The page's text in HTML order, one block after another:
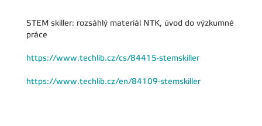
STEM skiller: rozsáhlý materiál NTK, úvod do výzkumné
práce
https://www.techlib.cz/cs/84415-stemskiller
https://www.techlib.cz/en/84109-stemskiller